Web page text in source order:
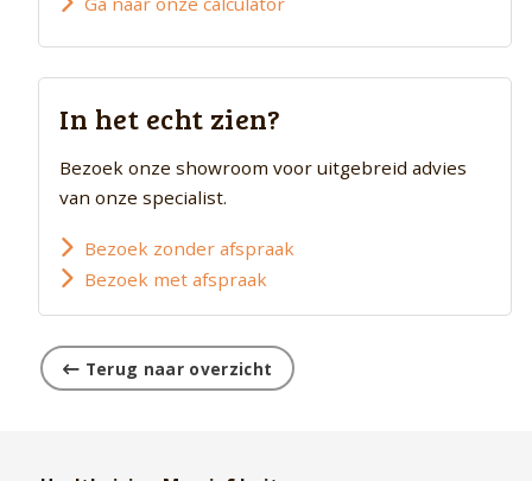
In het echt zien?
Bezoek onze showroom voor uitgebreid advies
van onze specialist.
Bezoek zonder afspraak
Bezoek met afspraak
Terug naar overzicht